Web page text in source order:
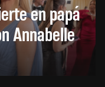
en papá
Annabelle